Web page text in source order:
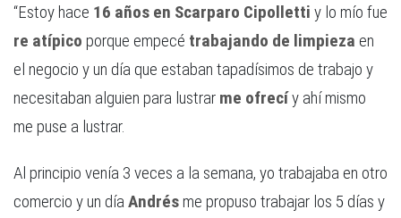
“Estoy hace 16 años en Scarparo Cipolletti y lo mío fue
re atípico porque empecé trabajando de limpieza en
el negocio y un día que estaban tapadísimos de trabajo y
necesitaban alguien para lustrar me ofrecíy ahí mismo
me puse a lustrar.
Al principio venía 3 veces a la semana, yo trabajaba en otro
comercio y un día Andrés me propuso trabajar los 5 días y